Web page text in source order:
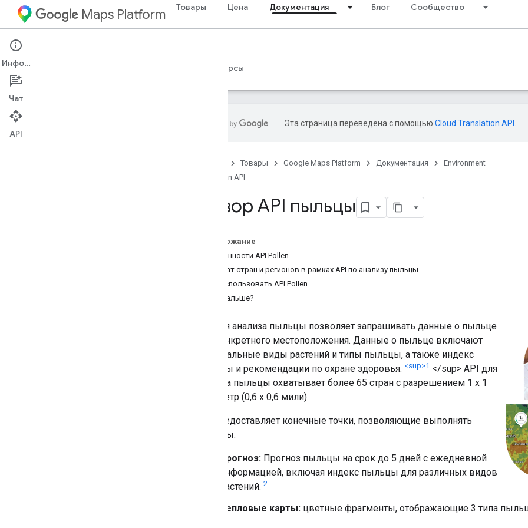
Maps Platform Товары Цена Документация Блог Сообщество
Environment
Руководства Ресурсы
Эта страница переведена с помощью Cloud Translation API
Товары Google Maps Platform Документация
Environment
Pollen API
Обзор API пыльцы
Содержание
Особенности API Pollen
Охват стран и регионов в рамках API по анализу пыльцы
Как использовать API Pollen
Что дальше?
API для анализа пыльцы позволяет запрашивать данные о пыльце
для конкретного местоположения. Данные о пыльце включают
региональные виды растений и типы пыльцы, а также индекс
пыльцы и рекомендации по охране здоровья. <sup>1 </sup> API для
анализа пыльцы охватывает более 65 стран с разрешением 1 x 1
километр (0,6 x 0,6 мили).
API предоставляет конечные точки, позволяющие выполнять
запросы:
Прогноз: Прогноз пыльцы на срок до 5 дней с ежедневной
информацией, включая индекс пыльцы для различных видов
растений. 2
Тепловые карты: цветные фрагменты, отображающие 3 типа
Информация
Чат
API